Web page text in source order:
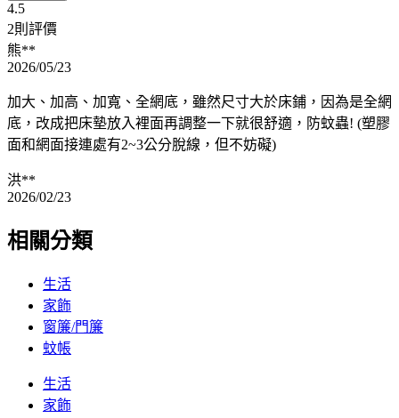
4.5
2則評價
熊**
2026/05/23
加大、加高、加寬、全網底，雖然尺寸大於床鋪，因為是全網
底，改成把床墊放入裡面再調整一下就很舒適，防蚊蟲! (塑膠
面和網面接連處有2~3公分脫線，但不妨礙)
洪**
2026/02/23
相關分類
生活
家飾
窗簾/門簾
蚊帳
生活
家飾